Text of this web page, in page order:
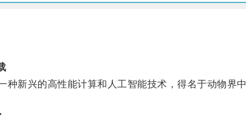
新兴的高性能计算和人工智能技术，得名于动物界